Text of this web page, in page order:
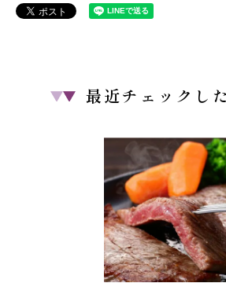
最近チェックし